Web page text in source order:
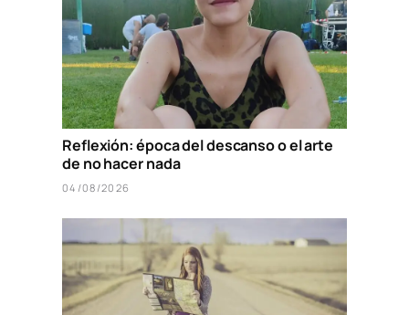
Reflexión: época del descanso o el arte
de no hacer nada
04/08/2026